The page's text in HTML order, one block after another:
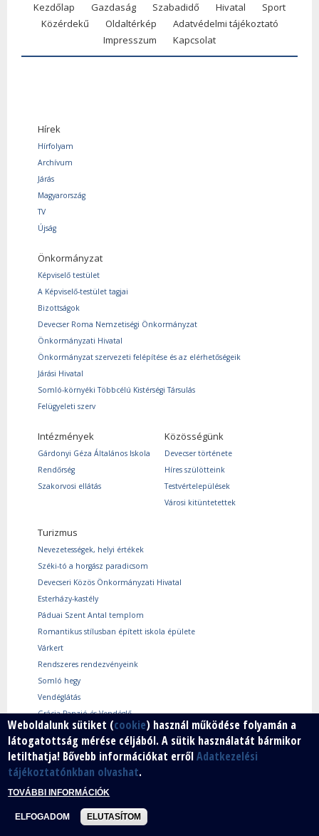
Kezdőlap Gazdaság Szabadidő Hivatal
Sport
Közérdekű
Oldaltérkép
Adatvédelmi tájékoztató
Impresszum
Kapcsolat
Hírek
Hírfolyam
Archívum
Járás
Magyarország
TV
Újság
Önkormányzat
Képviselő testület
A Képviselő-testület tagjai
Bizottságok
Devecser Roma Nemzetiségi Önkormányzat
Önkormányzati Hivatal
Önkormányzat szervezeti felépítése és az elérhetőségeik
Járási Hivatal
Somló-környéki Többcélú Kistérségi Társulás
Felügyeleti szerv
Intézmények
Gárdonyi Géza Általános Iskola
Rendőrség
Szakorvosi ellátás
Közösségünk
Devecser története
Híres szülötteink
Testvértelepülések
Városi kitüntetettek
Turizmus
Nevezetességek, helyi értékek
Széki-tó a horgász paradicsom
Devecseri Közös Önkormányzati Hivatal
Esterházy-kastély
Páduai Szent Antal templom
Romantikus stílusban épített iskola épülete
Várkert
Rendszeres rendezvényeink
Somló hegy
Vendéglátás
Grácia Panzió és Vendéglő
Resti vendéglő
Bohám Cukrászda és Cukrászüzem
Gazdaság
Befektetőknek, vállalkozóknak
Használtcikk piac
Weboldalunk sütiket (cookie) használ működése folyamán a
látogatottság mérése céljából. A sütik használatát bármikor
letilthatja! Bővebb információkat errőlAdatkezelési
tájékoztatónkban olvashat.
TOVÁBBI INFORMÁCIÓK
ELFOGADOM ELUTASÍTOM